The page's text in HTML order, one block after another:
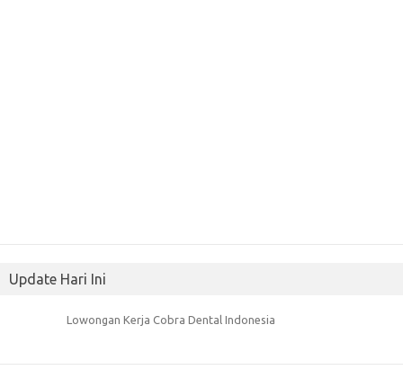
Update Hari Ini
Lowongan Kerja Cobra Dental Indonesia